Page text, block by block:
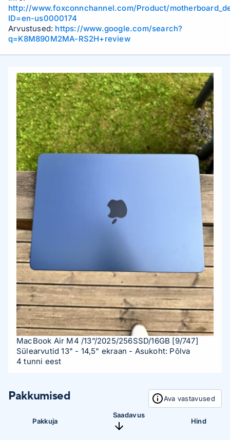
http://www.foxconnchannel.com/Product/
ID=en-us0000174
Arvustused: https://www.google.com/search?
q=K8M890M2MA-RS2H+review
MacBook Air M4 /13”/2025/256SSD/16GB [9/747]
Sülearvutid 13" - 14,5" ekraan - Asukoht: Põlva
4 tunni eest
Pakkumised Ava vastavused
Pakkuja
Saadavus
Hind